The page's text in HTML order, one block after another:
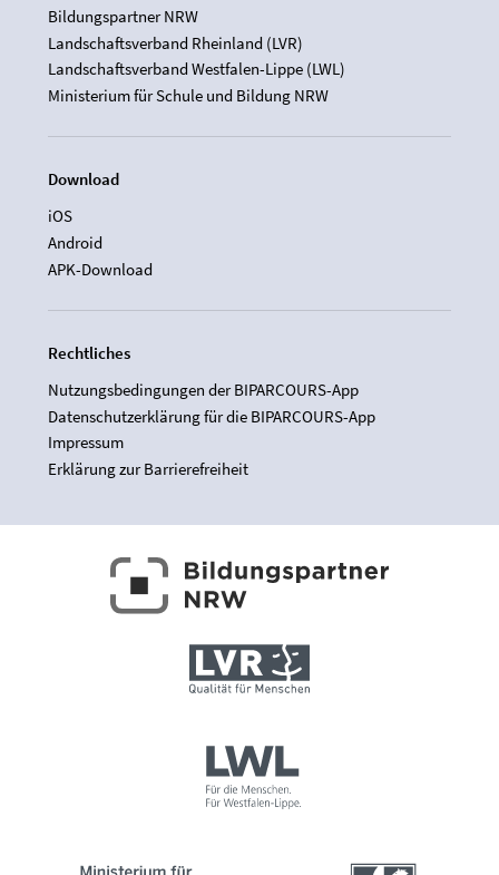
Bildungspartner NRW
Landschaftsverband Rheinland (LVR)
Landschaftsverband Westfalen-Lippe (LWL)
Ministerium für Schule und Bildung NRW
Download
iOS
Android
APK-Download
Rechtliches
Nutzungsbedingungen der BIPARCOURS-App
Datenschutzerklärung für die BIPARCOURS-App
Impressum
Erklärung zur Barrierefreiheit